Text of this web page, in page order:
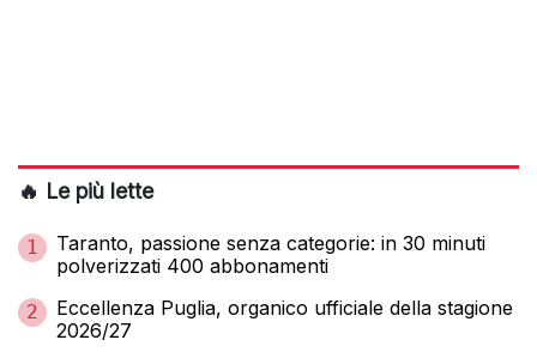
🔥 Le più lette
1
Taranto, passione senza categorie: in 30 minuti
polverizzati 400 abbonamenti
2
Eccellenza Puglia, organico ufficiale della stagione
2026/27